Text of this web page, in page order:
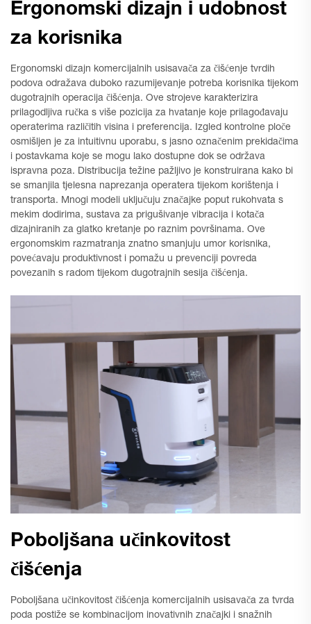
Ergonomski dizajn i udobnost
za korisnika
Ergonomski dizajn komercijalnih usisavača za čišćenje tvrdih
podova odražava duboko razumijevanje potreba korisnika tijekom
dugotrajnih operacija čišćenja. Ove strojeve karakterizira
prilagodljiva ručka s više pozicija za hvatanje koje prilagođavaju
operaterima različitih visina i preferencija. Izgled kontrolne ploče
osmišljen je za intuitivnu uporabu, s jasno označenim prekidačima
i postavkama koje se mogu lako dostupne dok se održava
ispravna poza. Distribucija težine pažljivo je konstruirana kako bi
se smanjila tjelesna naprezanja operatera tijekom korištenja i
transporta. Mnogi modeli uključuju značajke poput rukohvata s
mekim dodirima, sustava za prigušivanje vibracija i kotača
dizajniranih za glatko kretanje po raznim površinama. Ove
ergonomskim razmatranja znatno smanjuju umor korisnika,
povećavaju produktivnost i pomažu u prevenciji povreda
povezanih s radom tijekom dugotrajnih sesija čišćenja.
Poboljšana učinkovitost
čišćenja
Poboljšana učinkovitost čišćenja komercijalnih usisavača za tvrda
poda postiže se kombinacijom inovativnih značajki i snažnih